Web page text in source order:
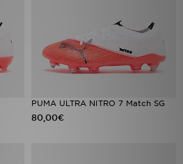
PUMA ULTRA NITRO 7 Match SG
80,00€